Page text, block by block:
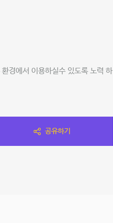
경에서 이용하실수 있도록 노력 하
공유하기